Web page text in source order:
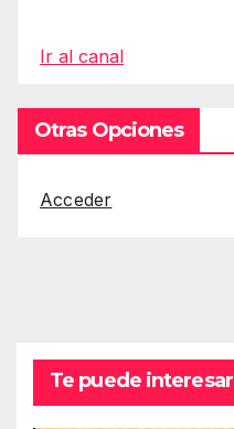
Ir al canal
Otras Opciones
Acceder
Te puede interesar